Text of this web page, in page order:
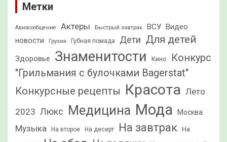
Метки
Авиасообщение Актеры Быстрый завтрак ВСУ Видео
новости
Грузия Губная помада Дети Для детей
Здоровье Знаменитости Кино
Конкурс
"Грильмания с булочками Bagerstat"
Конкурсные рецепты Красота Лето
2023 Люкс Медицина Мода Москва
Музыка На второе На десерт На завтрак На